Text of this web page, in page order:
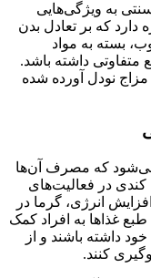
به ویژگی‌هایی
که بر تعادل بدن
بسته به مواد
داشته باشد.
نودل آورده شده
که مصرف آن‌ها
در فعالیت‌های
انرژی، گرما در
غذاها به افراد کمک
داشته باشند و از
کنند.